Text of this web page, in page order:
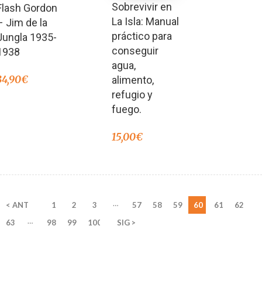
5.00
de 5 Gordon
Jim de la
1935-
€
Sobrevivir en
La Isla: Manual
práctico para
conseguir
agua,
alimento,
refugio y
fuego.
15,00€
< ANT 1 2 3 … 57 58 59 60 61
62
63
… 98 99 100 SIG >